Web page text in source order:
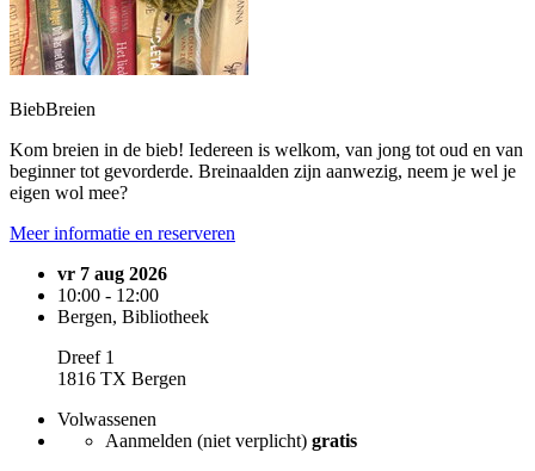
BiebBreien
Kom breien in de bieb! Iedereen is welkom, van jong tot oud en van
beginner tot gevorderde. Breinaalden zijn aanwezig, neem je wel je
eigen wol mee?
Meer informatie en reserveren
vr 7 aug 2026
10:00 - 12:00
Bergen, Bibliotheek
Dreef 1
1816 TX Bergen
Volwassenen
Aanmelden (niet verplicht) gratis